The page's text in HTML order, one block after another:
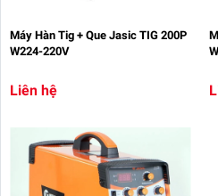
Máy Hàn Tig + Que Jasic TIG 200P
W224-220V
Liên hệ